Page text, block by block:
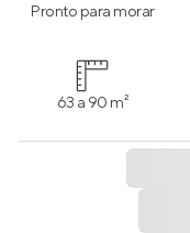
Pronto para morar
63 a 90 m²